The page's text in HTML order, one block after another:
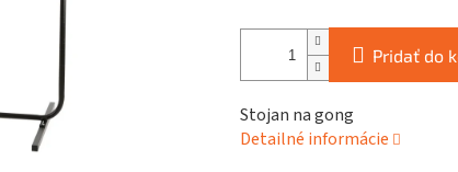
Pridať do
Stojan na gong
Detailné informácie